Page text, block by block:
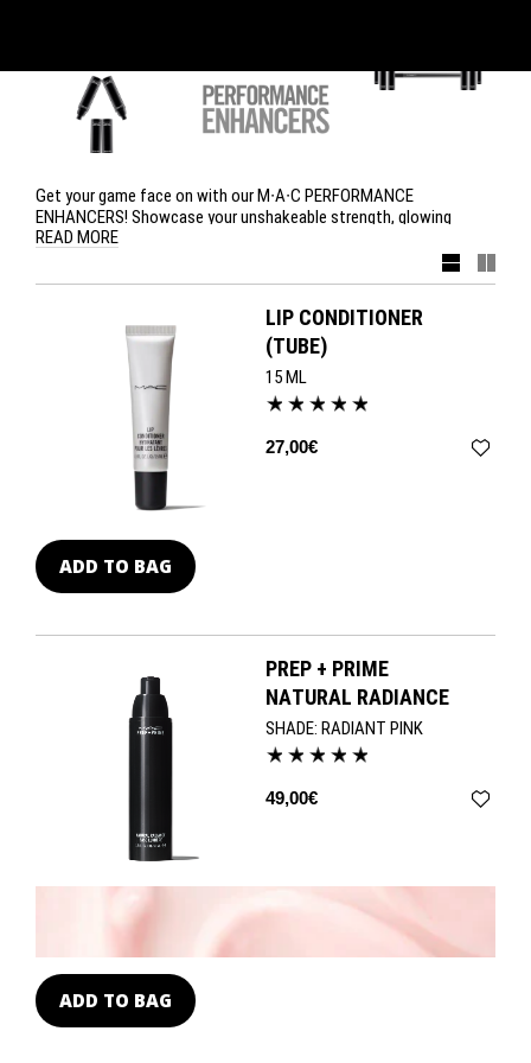
Get your game face on with our M∙A∙C PERFORMANCE
ENHANCERS! Showcase your unshakeable strength, glowing
beauty and can-do attitude with Prep + Prime Natural Radiance,
Prep + Prime BB Beauty Balm SPF 35, Pro Longwear Eye Liner in
Definedly Black and Lip Conditioner.
READ MORE
LIP CONDITIONER
(TUBE)
15 ML
27,00€
ADD TO BAG
PREP + PRIME
NATURAL RADIANCE
SHADE: RADIANT PINK
49,00€
ADD TO BAG